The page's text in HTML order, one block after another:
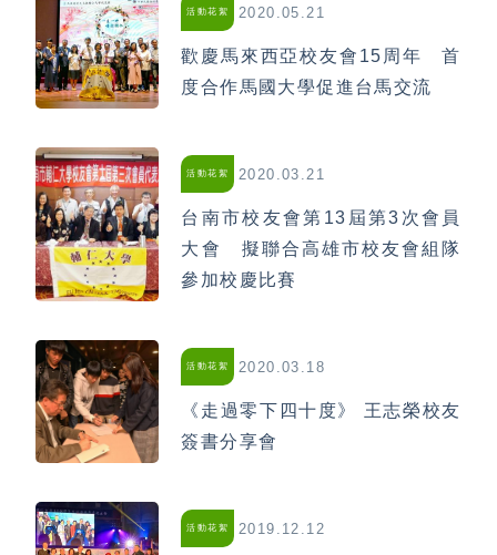
活動花絮 2020.05.21
歡慶馬來西亞校友會15周年 首
度合作馬國大學促進台馬交流
活動花絮 2020.03.21
台南市校友會第13屆第3次會員
大會 擬聯合高雄市校友會組隊
參加校慶比賽
活動花絮 2020.03.18
《走過零下四十度》 王志榮校友
簽書分享會
活動花絮 2019.12.12